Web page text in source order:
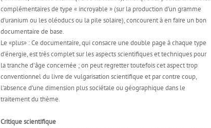
complémentaires de type « incroyable » (sur la production d’un gramme
d’uranium ou les oléoducs ou la pile solaire), concourent à en faire un bon
documentaire de base.
Le «plus» : Ce documentaire, qui consacre une double page à chaque type
d’énergie, est très complet sur les aspects scientifiques et techniques pour
la tranche d’âge concernée ; on peut regretter toutefois cet aspect trop
conventionnel du livre de vulgarisation scientifique et par contre coup,
l’absence d’une dimension plus sociétale ou géographique dans le
traitement du thème.
Critique scientifique